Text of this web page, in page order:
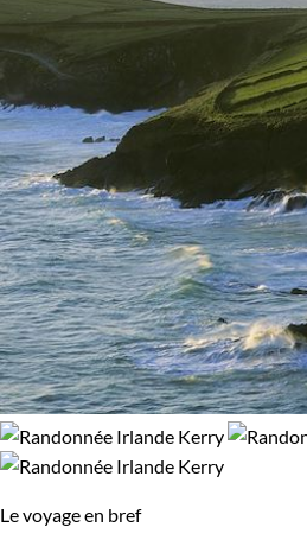
Le voyage en bref